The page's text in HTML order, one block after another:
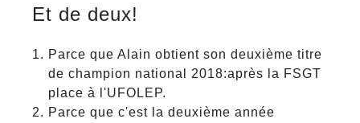
Et de deux!
Parce que Alain obtient son deuxième titre
de champion national 2018:après la FSGT
place à l'UFOLEP.
Parce que c'est la deuxième année